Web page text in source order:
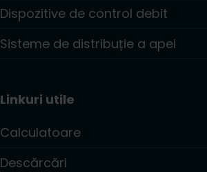
Dispozitive de control debit
Sisteme de distribuție a apei
Linkuri utile
Calculatoare
Descărcări